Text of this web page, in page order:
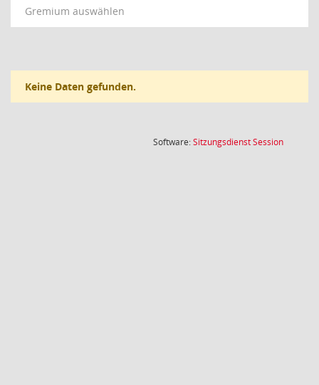
Gremium auswählen
Keine Daten gefunden.
Software:SitzungsdienstSession(Wird in